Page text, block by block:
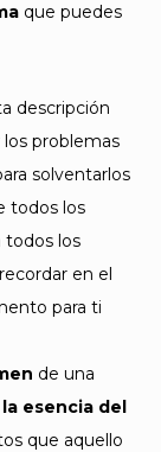
que puedes
descripción
los problemas
solventarlos
todos los
todos los
en el
para ti
de una
esencia del
que aquello